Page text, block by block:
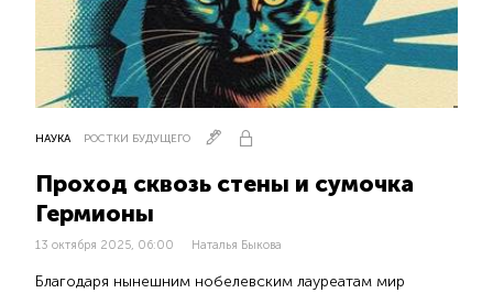
НАУКА РОСТКИ БУДУЩЕГО
Проход сквозь стены и сумочка
Гермионы
13 октября 2025, 06:00 Наталья Быкова
Благодаря нынешним нобелевским лауреатам мир